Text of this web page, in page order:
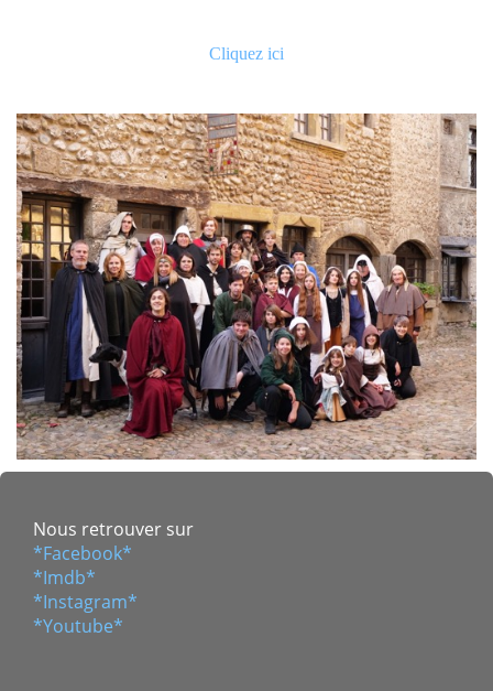
Cliquez ici
Nous retrouver sur
*Facebook*
*Imdb*
*Instagram*
*Youtube*